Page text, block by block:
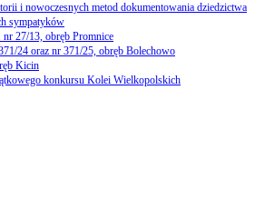
i nowoczesnych metod dokumentowania dziedzictwa
sympatyków
nr 27/13, obręb Promnice
24 oraz nr 371/25, obręb Bolechowo
Kicin
konkursu Kolei Wielkopolskich